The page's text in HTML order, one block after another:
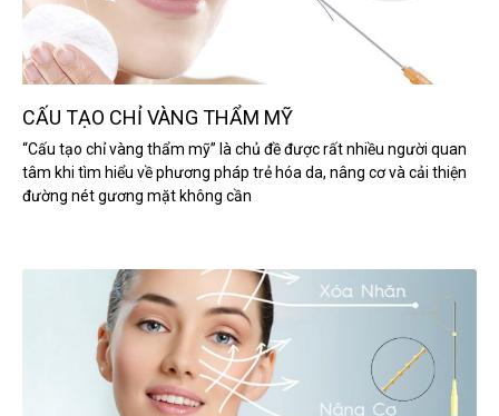
CẤU TẠO CHỈ VÀNG THẨM MỸ
“Cấu tạo chỉ vàng thẩm mỹ” là chủ đề được rất nhiều người quan
tâm khi tìm hiểu về phương pháp trẻ hóa da, nâng cơ và cải thiện
đường nét gương mặt không cần